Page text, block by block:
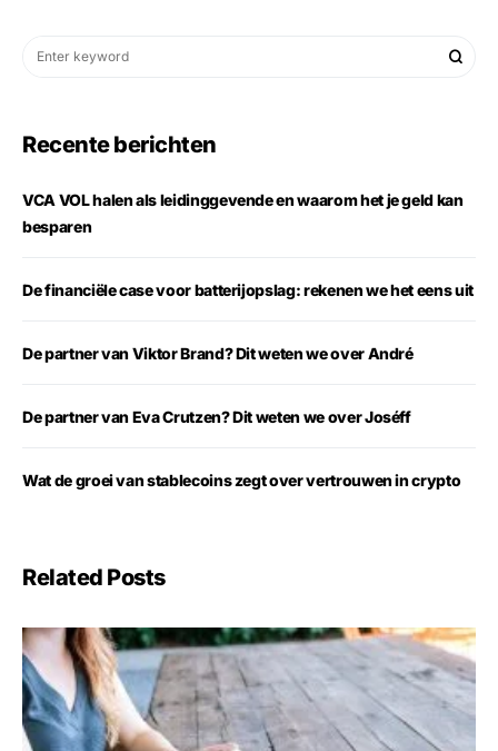
Recente berichten
VCA VOL halen als leidinggevende en waarom het je geld kan
besparen
De financiële case voor batterijopslag: rekenen we het eens uit
De partner van Viktor Brand? Dit weten we over André
De partner van Eva Crutzen? Dit weten we over Joséff
Wat de groei van stablecoins zegt over vertrouwen in crypto
Related Posts